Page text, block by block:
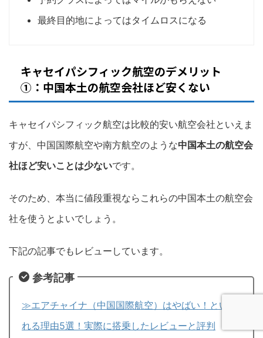
最終目的地によってはタイムロスになる
キャセイパシフィック航空のデメリット
①：中国本土の航空会社ほど安くない
キャセイパシフィック航空は比較的安い航空会社といえま
すが、中国国際航空や南方航空のような中国本土の航空会
社ほど安いことは少ないです。
そのため、本当に値段重視ならこれらの中国本土の航空会
社を使うとよいでしょう。
下記の記事でもレビューしています。
参考記事
≫エアチャイナ（中国国際航空）はやばい！といわ
れる理由5選！実際に搭乗したレビューと評判